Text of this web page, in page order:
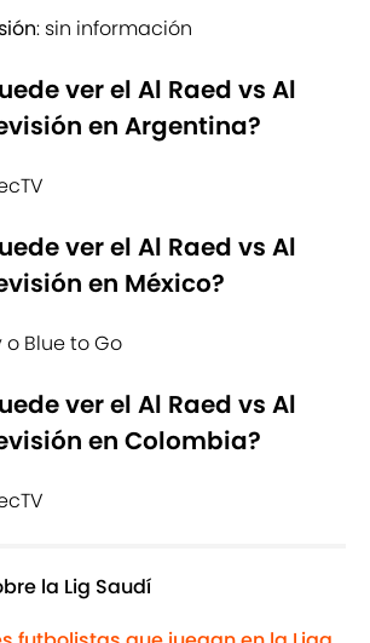
: sin información
ver el Al Raed vs Al
en Argentina?
ver el Al Raed vs Al
en México?
o Blue to Go
ver el Al Raed vs Al
en Colombia?
la Lig Saudí